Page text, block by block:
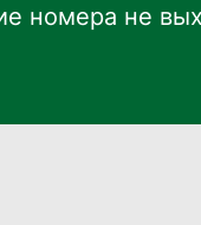
номера не